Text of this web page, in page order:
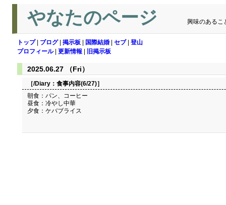
やなたのページ 興味のあるこ
トップ| ブログ| 掲示板 国際結婚 セブ| 登山
プロフィール| 更新情報 旧掲示板
2025.06.27 （Fri）
［/Diary： 食事内容(6/27)］
朝食：パン、コーヒー
昼食：冷やし中華
夕食：ケバブライス